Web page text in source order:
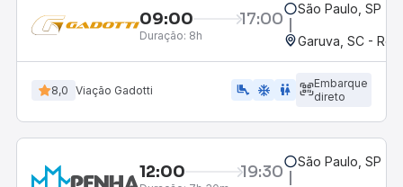
09:00 17:00
Duração: 8h
São Paulo, SP -
Garuva, SC -
8,0 Viação Gadotti airline_seat_legroom_extra ac_unit WC
Embarque
direto
12:00 19:30 São Paulo, SP -